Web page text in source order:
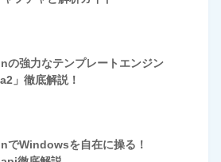
の強力なテンプレートエンジン
」徹底解説！
でWindowsを自在に操る！